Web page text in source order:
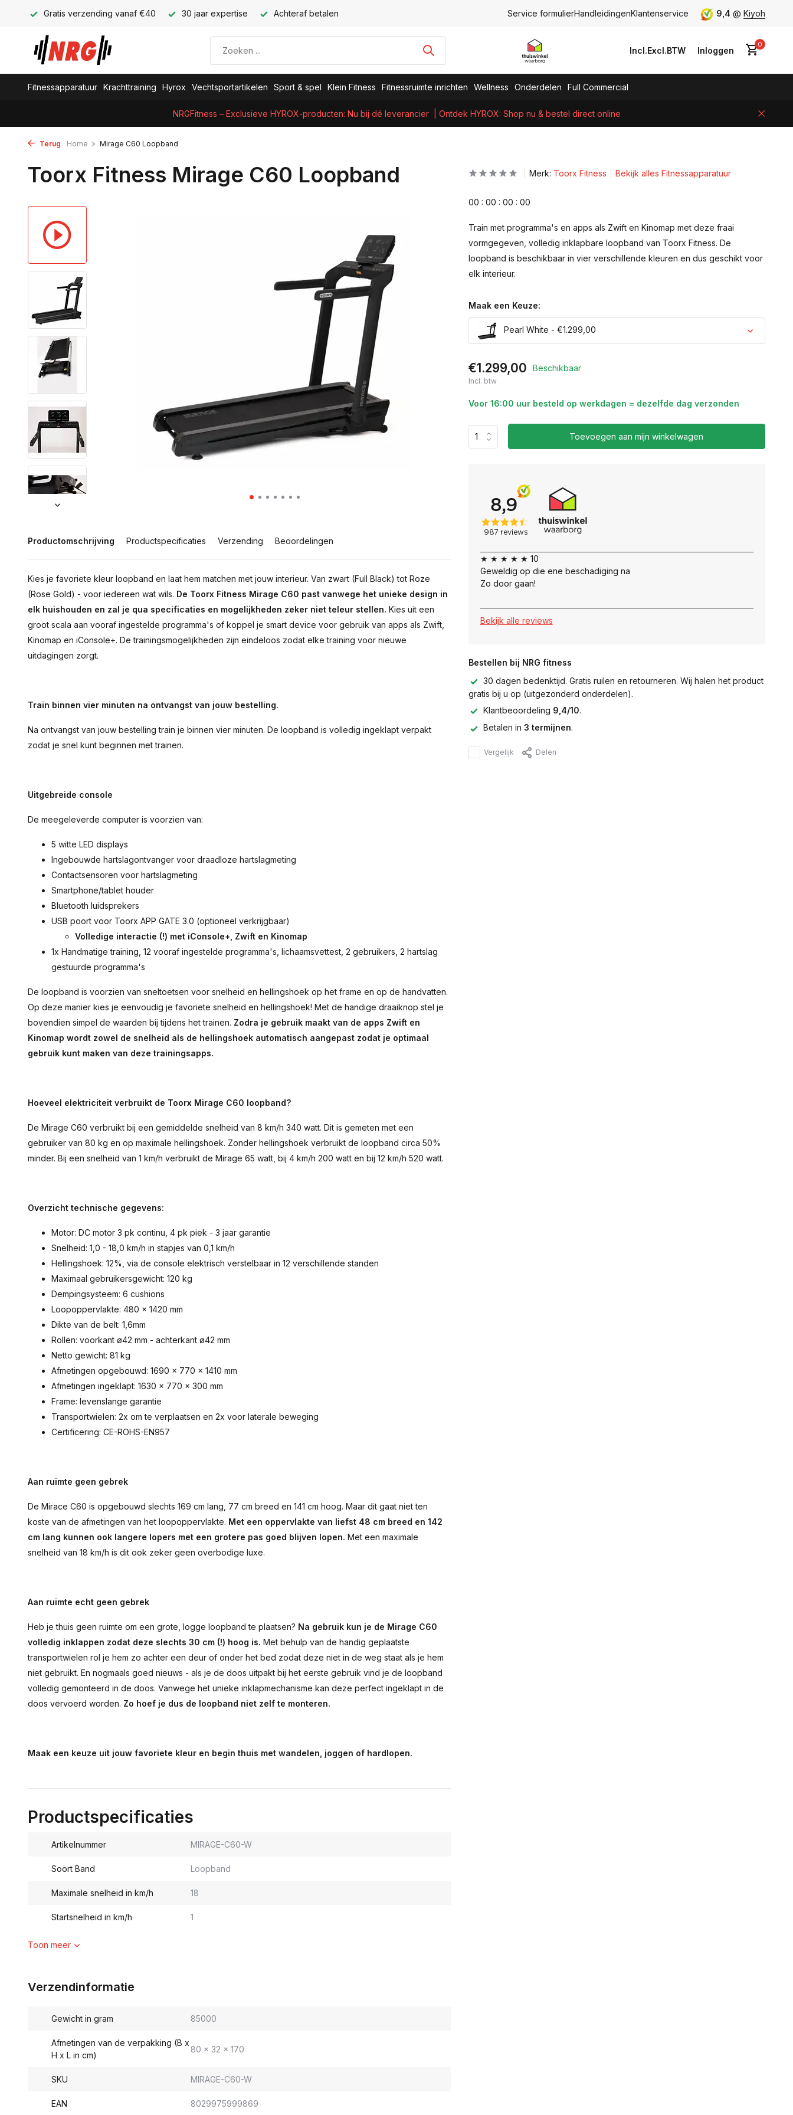
Gratis verzending vanaf €40 30 jaar expertise Achteraf betalen Service formulierHandleidingenKlantenservice 9,4 @ Kiyoh
Incl.Excl.BTW Inloggen
0
Fitnessapparatuur Krachttraining Hyrox Vechtsportartikelen Sport & spel Klein Fitness Fitnessruimte inrichten Wellness Onderdelen Full Commercial
NRGFitness – Exclusieve HYROX-producten: Nu bij dé leverancier | Ontdek HYROX: Shop nu & bestel direct online
Terug Home Mirage C60 Loopband
Toorx Fitness Mirage C60 Loopband
Productomschrijving Productspecificaties Verzending Beoordelingen
Kies je favoriete kleur loopband en laat hem matchen met jouw interieur. Van zwart (Full Black) tot Roze
(Rose Gold) - voor iedereen wat wils. De Toorx Fitness Mirage C60 past vanwege het unieke design in
elk huishouden en zal je qua specificaties en mogelijkheden zeker niet teleur stellen. Kies uit een
groot scala aan vooraf ingestelde programma's of koppel je smart device voor gebruik van apps als Zwift,
Kinomap en iConsole+. De trainingsmogelijkheden zijn eindeloos zodat elke training voor nieuwe
uitdagingen zorgt.
Train binnen vier minuten na ontvangst van jouw bestelling.
Na ontvangst van jouw bestelling train je binnen vier minuten. De loopband is volledig ingeklapt verpakt
zodat je snel kunt beginnen met trainen.
Uitgebreide console
De meegeleverde computer is voorzien van:
5 witte LED displays
Ingebouwde hartslagontvanger voor draadloze hartslagmeting
Contactsensoren voor hartslagmeting
Smartphone/tablet houder
Bluetooth luidsprekers
USB poort voor Toorx APP GATE 3.0 (optioneel verkrijgbaar)
Volledige interactie (!) met iConsole+, Zwift en Kinomap
1x Handmatige training, 12 vooraf ingestelde programma's, lichaamsvettest, 2 gebruikers, 2 hartslag
gestuurde programma's
De loopband is voorzien van sneltoetsen voor snelheid en hellingshoek op het frame en op de handvatten.
Op deze manier kies je eenvoudig je favoriete snelheid en hellingshoek! Met de handige draaiknop stel je
bovendien simpel de waarden bij tijdens het trainen. Zodra je gebruik maakt van de apps Zwift en
Kinomap wordt zowel de snelheid als de hellingshoek automatisch aangepast zodat je optimaal
gebruik kunt maken van deze trainingsapps.
Hoeveel elektriciteit verbruikt de Toorx Mirage C60 loopband?
De Mirage C60 verbruikt bij een gemiddelde snelheid van 8 km/h 340 watt. Dit is gemeten met een
gebruiker van 80 kg en op maximale hellingshoek. Zonder hellingshoek verbruikt de loopband circa 50%
minder. Bij een snelheid van 1 km/h verbruikt de Mirage 65 watt, bij 4 km/h 200 watt en bij 12 km/h 520 watt.
Overzicht technische gegevens:
Motor: DC motor 3 pk continu, 4 pk piek - 3 jaar garantie
Snelheid: 1,0 - 18,0 km/h in stapjes van 0,1 km/h
Hellingshoek: 12%, via de console elektrisch verstelbaar in 12 verschillende standen
Maximaal gebruikersgewicht: 120 kg
Dempingsysteem: 6 cushions
Loopoppervlakte: 480 x 1420 mm
Dikte van de belt: 1,6mm
Rollen: voorkant ø42 mm - achterkant ø42 mm
Netto gewicht: 81 kg
Afmetingen opgebouwd: 1690 x 770 x 1410 mm
Afmetingen ingeklapt: 1630 x 770 x 300 mm
Frame: levenslange garantie
Transportwielen: 2x om te verplaatsen en 2x voor laterale beweging
Certificering: CE-ROHS-EN957
Aan ruimte geen gebrek
De Mirace C60 is opgebouwd slechts 169 cm lang, 77 cm breed en 141 cm hoog. Maar dit gaat niet ten
koste van de afmetingen van het loopoppervlakte. Met een oppervlakte van liefst 48 cm breed en 142
cm lang kunnen ook langere lopers met een grotere pas goed blijven lopen. Met een maximale
snelheid van 18 km/h is dit ook zeker geen overbodige luxe.
Aan ruimte echt geen gebrek
Heb je thuis geen ruimte om een grote, logge loopband te plaatsen? Na gebruik kun je de Mirage C60
volledig inklappen zodat deze slechts 30 cm (!) hoog is. Met behulp van de handig geplaatste
transportwielen rol je hem zo achter een deur of onder het bed zodat deze niet in de weg staat als je hem
niet gebruikt. En nogmaals goed nieuws - als je de doos uitpakt bij het eerste gebruik vind je de loopband
volledig gemonteerd in de doos. Vanwege het unieke inklapmechanisme kan deze perfect ingeklapt in de
doos vervoerd worden. Zo hoef je dus de loopband niet zelf te monteren.
Maak een keuze uit jouw favoriete kleur en begin thuis met wandelen, joggen of hardlopen.
Productspecificaties
Artikelnummer MIRAGE-C60-W
Soort Band Loopband
Maximale snelheid in km/h 18
Startsnelheid in km/h 1
Toon meer
Verzendinformatie
Gewicht in gram 85000
Afmetingen van de verpakking (B x
H x L in cm)
80 x 32 x 170
SKU MIRAGE-C60-W
EAN 8029975999869
Merk: Toorx Fitness Bekijk alles Fitnessapparatuur
00 : 00 : 00 : 00
Train met programma's en apps als Zwift en Kinomap met deze fraai
vormgegeven, volledig inklapbare loopband van Toorx Fitness. De
loopband is beschikbaar in vier verschillende kleuren en dus geschikt voor
elk interieur.
Maak een Keuze:
Pearl White - €1.299,00
€1.299,00 Beschikbaar
Incl. btw
Voor 16:00 uur besteld op werkdagen = dezelfde dag verzonden
Toevoegen aan mijn winkelwagen
★ ★ ★ ★ ★ 10
Geweldig op die ene beschadiging na
Zo door gaan!
Bekijk alle reviews
Bestellen bij NRG fitness
30 dagen bedenktijd. Gratis ruilen en retourneren. Wij halen het product
gratis bij u op (uitgezonderd onderdelen).
Klantbeoordeling 9,4/10.
Betalen in 3 termijnen.
Vergelijk Delen